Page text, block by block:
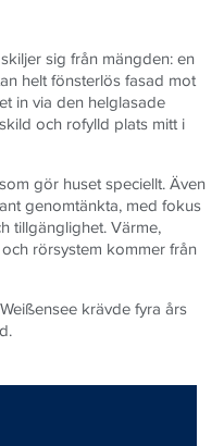
sig från mängden: en
helt fönsterlös fasad mot
in via den helglasade
och rofylld plats mitt i
gör huset speciellt. Även
genomtänkta, med fokus
tillgänglighet. Värme,
rörsystem kommer från
krävde fyra års